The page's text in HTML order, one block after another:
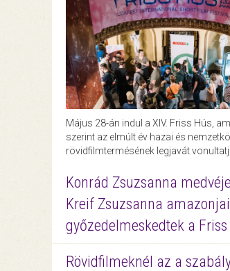
Május 28-án indul a XIV. Friss Hús,
szerint az elmúlt év hazai és
rövidfilmtermésének legjavát
Konrád Zsuzsanna
Kreif Zsuzsanna amazonjai
győzedelmeskedtek a Friss
Rövidfilmeknél az a